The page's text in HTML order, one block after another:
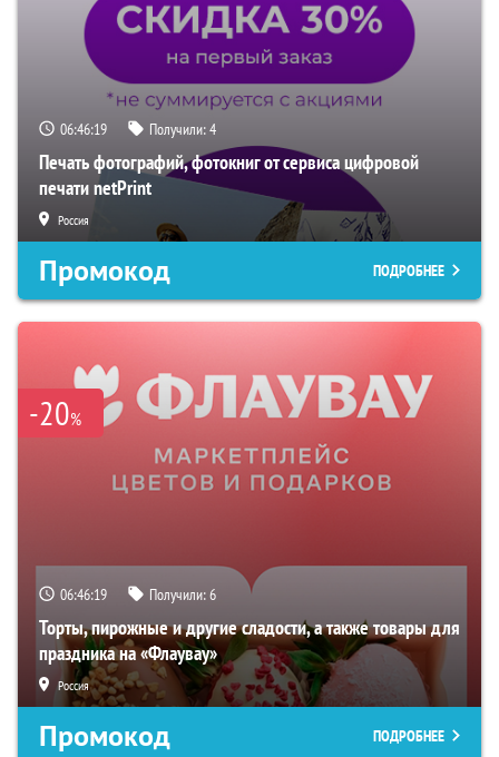
06:46:18 Получили:4
Печать фотографий, фотокниг от сервиса цифровой
печати netPrint
Россия
Промокод ПОДРОБНЕЕ
-20%
06:46:18 Получили:6
Торты, пирожные и другие сладости, а также товары для
праздника на «Флаувау»
Россия
Промокод ПОДРОБНЕЕ